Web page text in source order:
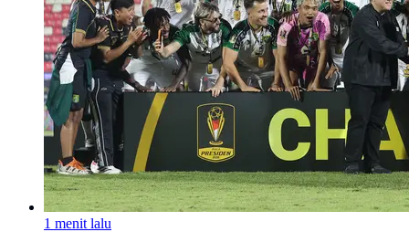
1 menit lalu